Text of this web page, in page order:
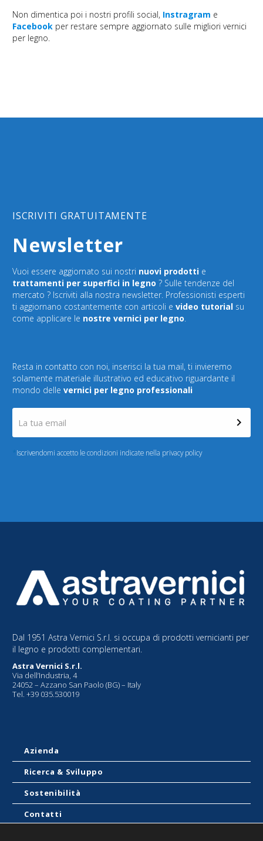
Non dimentica poi i nostri profili social, Instragram e
Facebook per restare sempre aggiornato sulle migliori vernici
per legno.
ISCRIVITI GRATUITAMENTE
Newsletter
Vuoi essere aggiornato sui nostri nuovi prodotti e
trattamenti per superfici in legno ? Sulle tendenze del
mercato ? Iscriviti alla nostra newsletter. Professionisti esperti
ti aggiornano costantemente con articoli e video tutorial su
come applicare le nostre vernici per legno.
Resta in contatto con noi, inserisci la tua mail, ti invieremo
solamente materiale illustrativo ed educativo riguardante il
mondo delle vernici per legno professionali
Iscrivendomi accetto le condizioni indicate nella privacy policy
Dal 1951 Astra Vernici S.r.l. si occupa di prodotti vernicianti per
il legno e prodotti complementari.
Astra Vernici S.r.l.
Via dell’Industria, 4
24052 – Azzano San Paolo (BG) – Italy
Tel. +39 035.530019
Azienda
Ricerca & Sviluppo
Sostenibilità
Contatti